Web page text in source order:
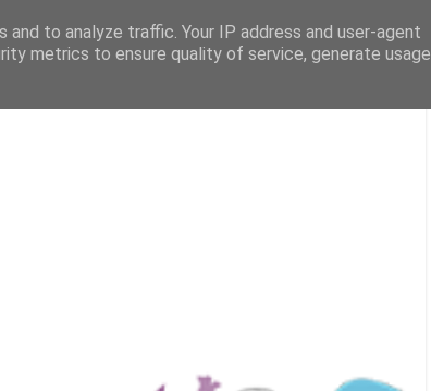
to analyze traffic. Your IP address and user-agent
metrics to ensure quality of service, generate usage